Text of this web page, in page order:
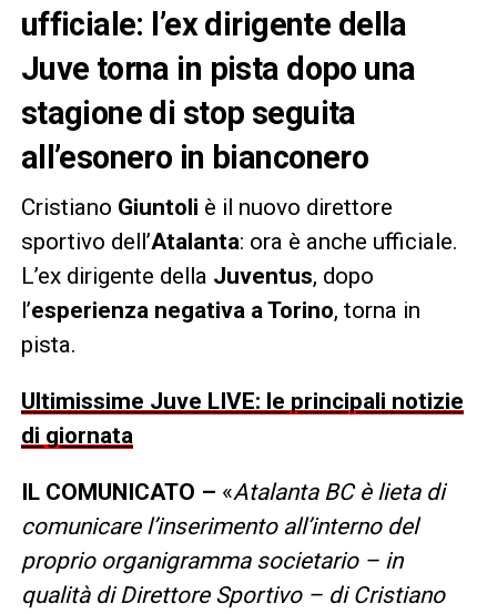
ufficiale: l’ex dirigente della
Juve torna in pista dopo una
stagione di stop seguita
all’esonero in bianconero
Cristiano Giuntoli è il nuovo direttore
sportivo dell’Atalanta: ora è anche ufficiale.
L’ex dirigente della Juventus, dopo
l’esperienza negativa a Torino, torna in
pista.
Ultimissime Juve LIVE: le principali notizie
di giornata
IL COMUNICATO – «Atalanta BC è lieta di
comunicare l’inserimento all’interno del
proprio organigramma societario – in
qualità di Direttore Sportivo – di Cristiano